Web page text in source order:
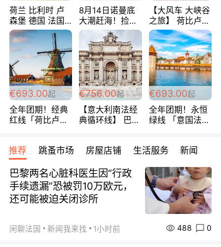
荷兰 比利时 卢
森堡 德国 法国
超爽玩遍西欧 循
环线 全程四星宾
馆 108欧/人/天
8月14日诺曼底
大潮赶海！捡海
鲜！轻轻松松海
边爽玩三日游
288欧/人
【大风车 大峡谷
之旅】 荷比卢德
法 巴黎上下 经
典五国四日游
488欧/人
€693.00起
全年团期！经典
红线「荷比卢德
天！巴黎上下！
包拼房~
€756.00起
【意大利南法经
典循环线】 巴黎
宾馆 108欧/天起
€693.00起
全年团期！永恒
绿线 「意国法
欧/天起 ~包拼房
推荐 跳蚤市场 房屋店铺 生活服务 新闻
巴黎两名心脏科医生因“行政
手续遗漏”恐被罚10万欧元，
还可能被迫关闭诊所
闲聊法国 新闻我来找 1小时前 488 0